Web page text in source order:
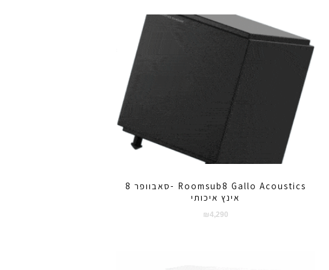
₪2,590.
₪2,490.
Roomsub8 Gallo Acoustics -סאבוופר 8
אינץ איכותי
₪4,290